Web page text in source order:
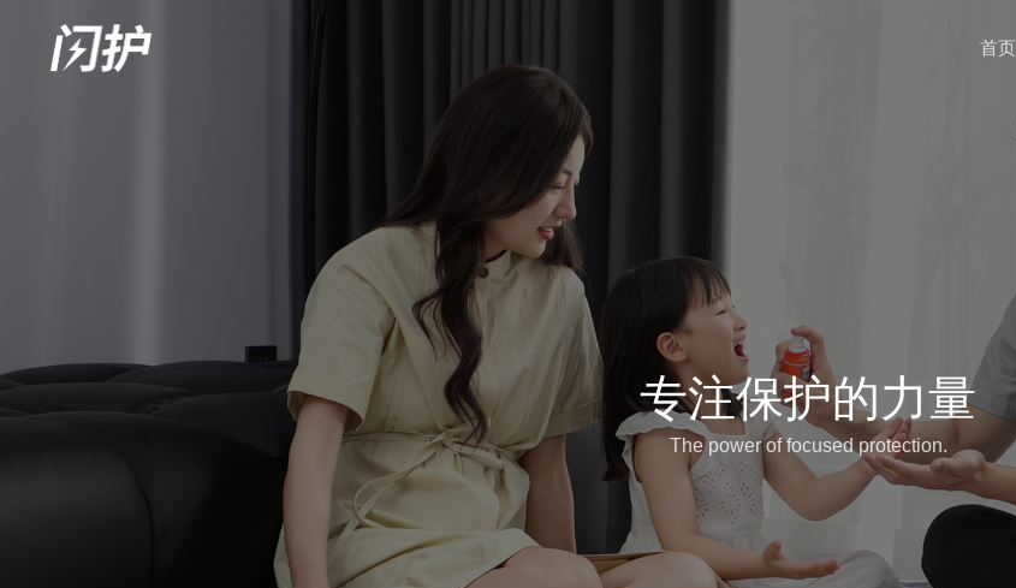
首页
专注保护的力量
The power of focused protection.